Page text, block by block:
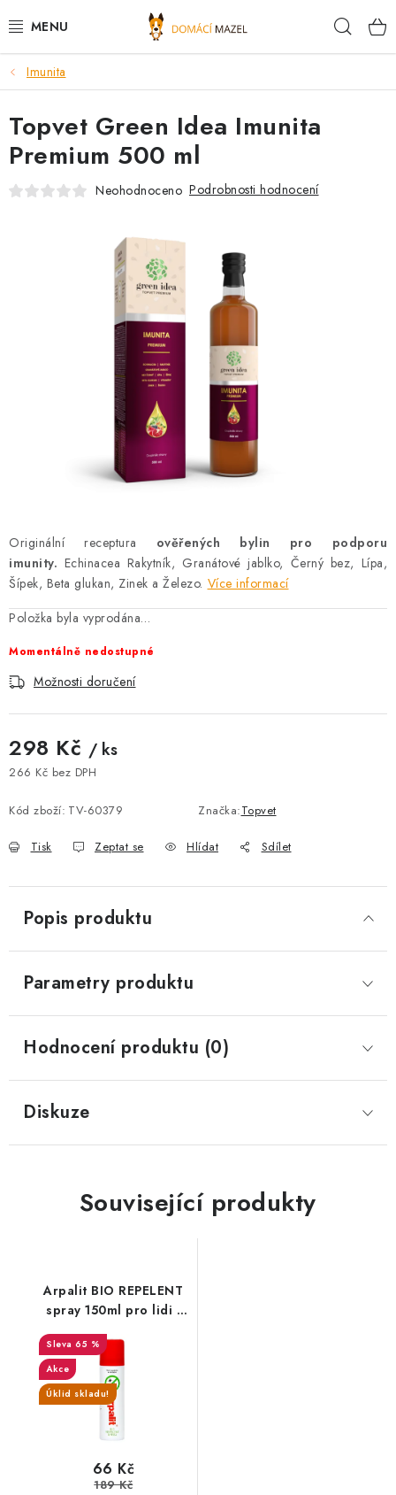
na
DOPORUČUJEME
VÝPRODEJ SKLADU
PSI
PRO CHOVATELE
HODNOCENÍ OBCHODU
DOPRAVA PO OSTRAVĚ, HLUČÍNĚ A OKOLÍ
Obchodní podmínky
Zásady zpracování osobních údajů
Věrnostní slevy
Imunita
Originální receptura ověřených bylin pro podporu
imunity. Echinacea Rakytník, Granátové jablko, Černý bez, Lípa,
Šípek, Beta glukan, Zinek a Železo. Více informací
Položka byla vyprodána…
Momentálně nedostupné
Možnosti doručení
298 Kč / ks
266 Kč bez DPH
Kód zboží: TV-60379 Značka:Topvet
Tisk Zeptat se Hlídat Sdílet
Topvet Green Idea Imunita
Premium 500 ml
Neohodnoceno Podrobnosti hodnocení
Popis produktu
Parametry produktu
Hodnocení produktu (0)
Diskuze
Související produkty
Arpalit BIO REPELENT
spray 150ml pro lidi -
150 ml
65 %
Akce
Úklid skladu!
66 Kč
189 Kč